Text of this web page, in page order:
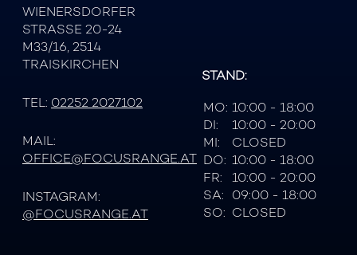
WIENERSDORFER
STRASSE 20-24
M33/16, 2514
TRAISKIRCHEN
TEL: 02252 2027102
MAIL:
OFFICE@FOCUSRANGE.AT
INSTAGRAM:
@FOCUSRANGE.AT
STAND:
MO: 10:00 - 18:00
DI:
10:00 - 20:00
MI:
CLOSED
DO: 10:00 - 18:00
FR:
10:00 - 20:00
SA: 09:00 - 18:00
SO: CLOSED